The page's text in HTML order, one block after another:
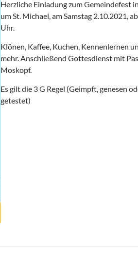
Herzliche Einladung zum Gemeindefest
um St. Michael, am Samstag 2.10.2021,
Uhr.
Klönen, Kaffee, Kuchen, Kennenlernen
mehr. Anschließend Gottesdienst mit
Moskopf.
Es gilt die 3 G Regel (Geimpft, genesen
getestet)